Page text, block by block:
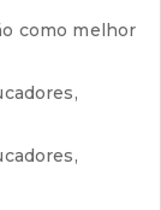
como melhor